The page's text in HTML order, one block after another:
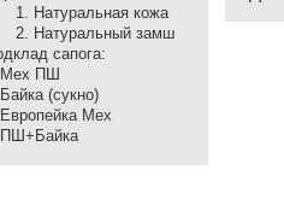
Натуральная кожа
Натуральный замш
сапога:
Мех ПШ
Байка (сукно)
Европейка Мех
ПШ+Байка